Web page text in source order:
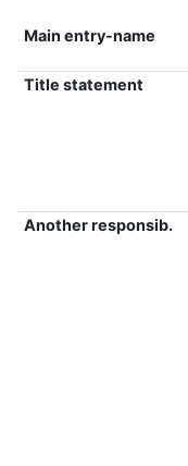
Main entry-name
Title statement
Another responsib.